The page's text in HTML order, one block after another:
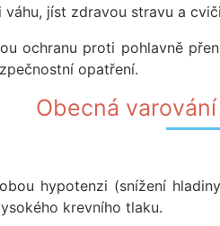
jíst zdravou stravu a
ochranu proti pohlavně
opatření.
Obecná
hypotenzi (snížení
krevního tlaku.